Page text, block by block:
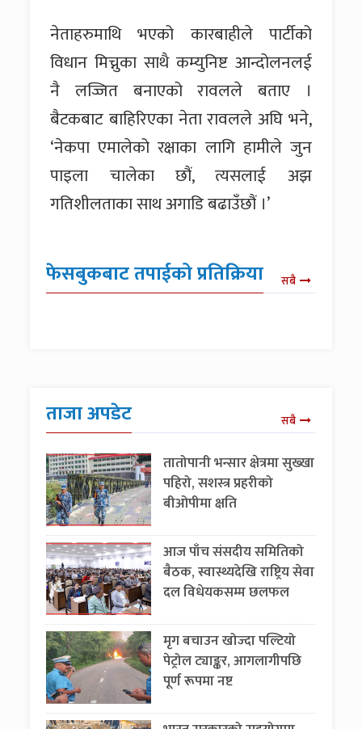
नेताहरुमाथि भएको कारबाहीले पार्टीको
विधान मिच्नुका साथै कम्युनिष्ट आन्दोलनलई
नै लज्जित बनाएको रावलले बताए ।
बैटकबाट बाहिरिएका नेता रावलले अघि भने,
‘नेकपा एमालेको रक्षाका लागि हामीले जुन
पाइला चालेका छौं, त्यसलाई अझ
गतिशीलताका साथ अगाडि बढाउँछौं ।’
फेसबुकबाट तपाईको प्रतिक्रिया सबै
ताजा अपडेट सबै
तातोपानी भन्सार क्षेत्रमा सुख्खा
पहिरो, सशस्त्र प्रहरीको
बीओपीमा क्षति
आज पाँच संसदीय समितिको
बैठक, स्वास्थ्यदेखि राष्ट्रिय सेवा
दल विधेयकसम्म छलफल
मृग बचाउन खोज्दा पल्टियो
पेट्रोल ट्याङ्कर, आगलागीपछि
पूर्ण रूपमा नष्ट